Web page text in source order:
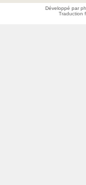
Développé par
Traduction